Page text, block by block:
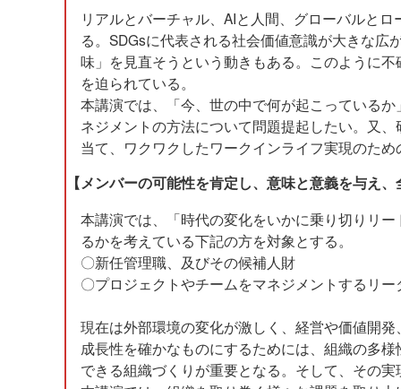
リアルとバーチャル、AIと人間、グローバルと
る。SDGsに代表される社会価値意識が大きな
味」を見直そうという動きもある。このように
を迫られている。
本講演では、「今、世の中で何が起こっている
ネジメントの方法について問題提起したい。又
当て、ワクワクしたワークインライフ実現のた
【メンバーの可能性を肯定し、意味と意義を与え
本講演では、「時代の変化をいかに乗り切りリ
るかを考えている下記の方を対象とする。
〇新任管理職、及びその候補人財
〇プロジェクトやチームをマネジメントするリ
現在は外部環境の変化が激しく、経営や価値開
成長性を確かなものにするためには、組織の多
できる組織づくりが重要となる。そして、その